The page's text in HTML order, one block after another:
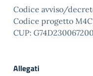
Codice avviso/
Codice progetto
CUP:
Allegati